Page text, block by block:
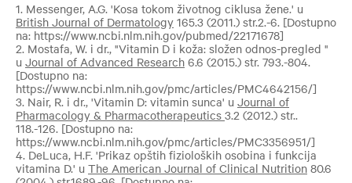
1. Messenger, A.G. 'Kosa tokom životnog ciklusa žene.' u
British Journal of Dermatology 165.3 (2011.) str.2.-6. [Dostupno
na: https://www.ncbi.nlm.nih.gov/pubmed/22171678]
2. Mostafa, W. i dr., "Vitamin D i koža: složen odnos-pregled "
u Journal of Advanced Research 6.6 (2015.) str. 793.-804.
[Dostupno na:
https://www.ncbi.nlm.nih.gov/pmc/articles/PMC4642156/]
3. Nair, R. i dr., 'Vitamin D: vitamin sunca' u Journal of
Pharmacology & Pharmacotherapeutics 3.2 (2012.) str..
118.-126. [Dostupno na:
https://www.ncbi.nlm.nih.gov/pmc/articles/PMC3356951/]
4. DeLuca, H.F. 'Prikaz opštih fizioloških osobina i funkcija
vitamina D.' u The American Journal of Clinical Nutrition 80.6